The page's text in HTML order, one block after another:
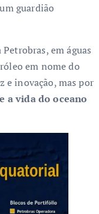
guardião
em águas
em nome do
e inovação, mas por
a vida do oceano